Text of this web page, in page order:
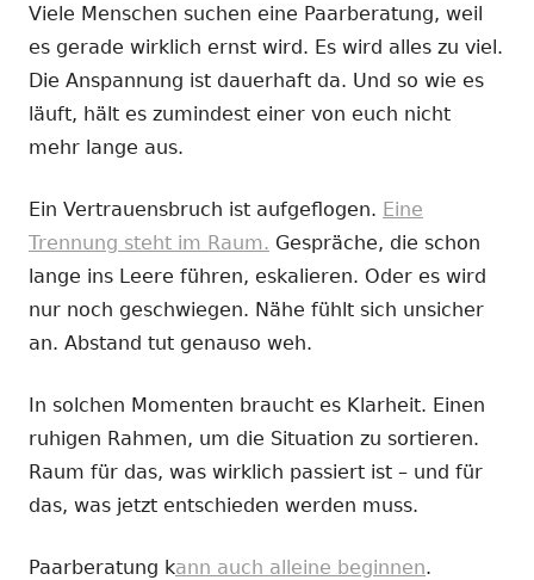
Viele Menschen suchen eine Paarberatung, weil
es gerade wirklich ernst wird. Es wird alles zu viel.
Die Anspannung ist dauerhaft da. Und so wie es
läuft, hält es zumindest einer von euch nicht
mehr lange aus.
Ein Vertrauensbruch ist aufgeflogen. Eine
Trennung steht im Raum. Gespräche, die schon
lange ins Leere führen, eskalieren. Oder es wird
nur noch geschwiegen. Nähe fühlt sich unsicher
an. Abstand tut genauso weh.
In solchen Momenten braucht es Klarheit. Einen
ruhigen Rahmen, um die Situation zu sortieren.
Raum für das, was wirklich passiert ist – und für
das, was jetzt entschieden werden muss.
Paarberatung kann auch alleine beginnen.